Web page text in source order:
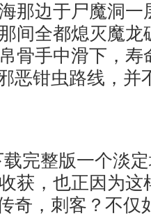
那边于尸魔洞一
间全都熄灭魔龙
骨手中滑下，寿
恶钳虫路线，并
完整版一个淡
获，也正因为这
奇，刺客？不仅